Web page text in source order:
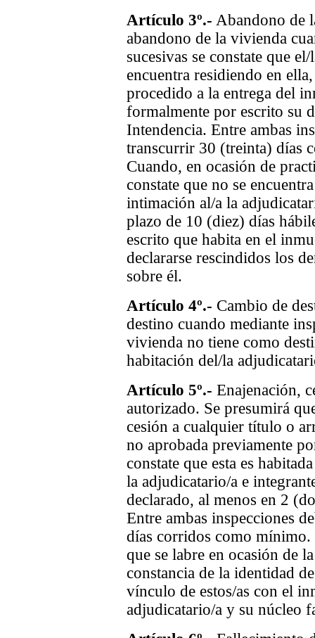
Artículo 3º.- Abandono de
abandono de la vivienda
sucesivas se constate que
encuentra residiendo en
procedido a la entrega del
formalmente por escrito su
Intendencia. Entre ambas
transcurrir 30 (treinta) días
Cuando, en ocasión de
constate que no se
intimación al/a la
plazo de 10 (diez) días
escrito que habita en el
declararse rescindidos los
sobre él.
Artículo 4º.- Cambio de
destino cuando mediante
vivienda no tiene como
habitación del/la
Artículo 5º.- Enajenación,
autorizado. Se presumirá
cesión a cualquier título o
no aprobada previamente
constate que esta es
la adjudicatario/a e
declarado, al menos en 2
Entre ambas inspecciones
días corridos como mínimo.
que se labre en ocasión de
constancia de la identidad
vínculo de estos/as con el
adjudicatario/a y su núcleo